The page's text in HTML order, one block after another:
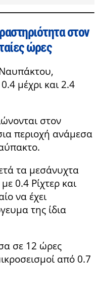
στον
ώρες
μέχρι και 2.4
στον
περιοχή ανάμεσα
τα μεσάνυχτα
0.4 Ρίχτερ και
να έχει
της ίδια
σε 12 ώρες
από 0.7